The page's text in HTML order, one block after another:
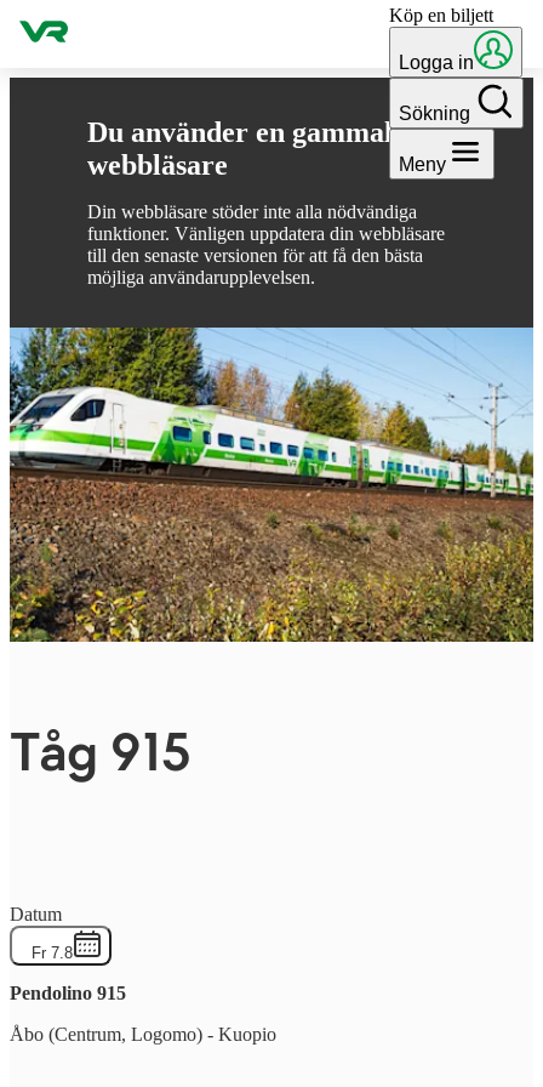
Du använder en gammal
webbläsare
Din webbläsare stöder inte alla nödvändiga
funktioner. Vänligen uppdatera din webbläsare
till den senaste versionen för att få den bästa
möjliga användarupplevelsen.
Gå till innehållet Köp en biljett
Logga in
Sökning
Meny
Tåg 915
Datum
Fr 7.8
Pendolino 915
Åbo (Centrum, Logomo) - Kuopio